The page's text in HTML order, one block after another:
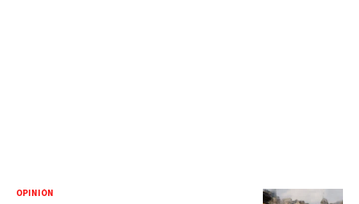
OPINIÓN